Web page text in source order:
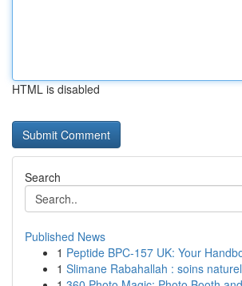
HTML is disabled
Search
Published News
1 Peptide BPC-157 UK: Your
1 Slimane Rabahallah : soins